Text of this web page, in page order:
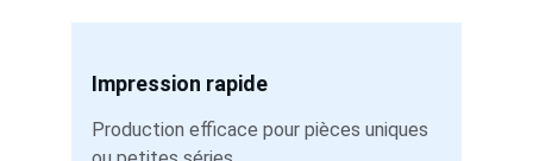
Impression rapide
Production efficace pour pièces uniques